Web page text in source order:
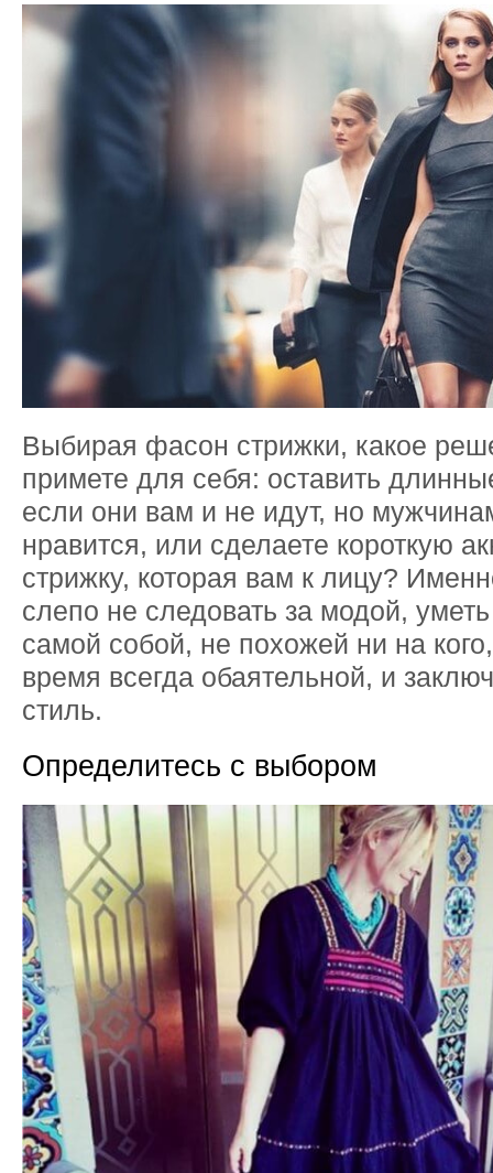
Выбирая фасон стрижки, какое
примете для себя: оставить
если они вам и не идут, но
нравится, или сделаете короткую
стрижку, которая вам к лицу?
слепо не следовать за модой, уметь
самой собой, не похожей ни на
время всегда обаятельной, и
стиль.
Определитесь с выбором